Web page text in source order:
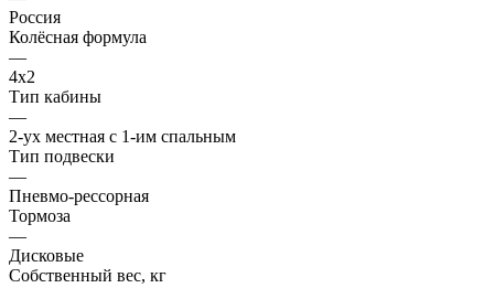
Россия
Колёсная формула
—
4х2
Тип кабины
—
2-ух местная с 1-им спальным
Тип подвески
—
Пневмо-рессорная
Тормоза
—
Дисковые
Собственный вес, кг